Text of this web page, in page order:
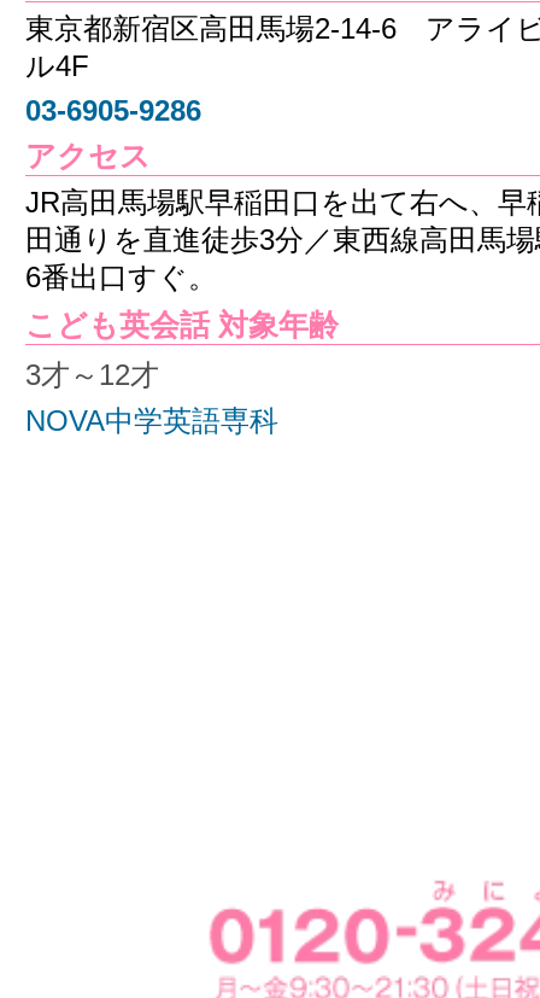
東京都新宿区高田馬場2-14-6 アライ
ル4F
03-6905-9286
アクセス
JR高田馬場駅早稲田口を出て右へ、早
田通りを直進徒歩3分／東西線高田馬
6番出口すぐ。
こども英会話 対象年齢
3才～12才
NOVA中学英語専科